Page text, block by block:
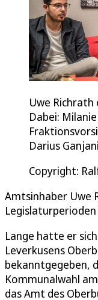
Uwe
Dabei:
Darius
Copyright:
Amtsinhaber Uwe
Lange hatte er
Leverkusens
bekanntgegeben,
Kommunalwahl
das Amt des